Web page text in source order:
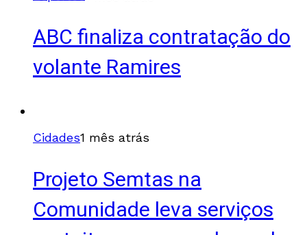
ABC finaliza contratação do
volante Ramires
Cidades1 mês atrás
Projeto Semtas na
Comunidade leva serviços